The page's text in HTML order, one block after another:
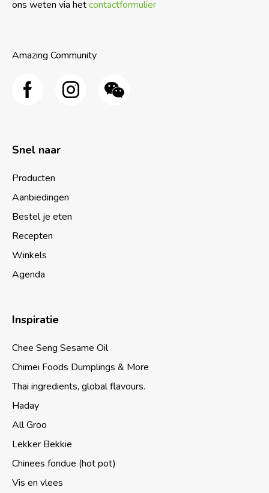
ons weten via hetcontactformulier
Amazing Community
Snel naar
Producten
Aanbiedingen
Bestel je eten
Recepten
Winkels
Agenda
Inspiratie
Chee Seng Sesame Oil
Chimei Foods Dumplings & More
Thai ingredients, global flavours.
Haday
All Groo
Lekker Bekkie
Chinees fondue (hot pot)
Vis en vlees